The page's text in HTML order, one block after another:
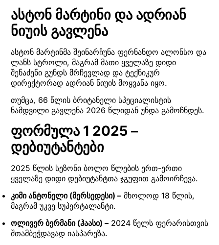
ასტონ მარტინი და ადრიან
ნიუის გავლენა
ასტონ მარტინმა შეინარჩუნა ფერნანდო ალონსო და
ლანს სტროლი, მაგრამ მათი ყველაზე დიდი
შენაძენი გუნდს მრჩევლად და ტექნიკურ
დირექტორად ადრიან ნიუის მოყვანა იყო.
თუმცა, 66 წლის ბრიტანელი სპეციალისტის
ნამდვილი გავლენა 2026 წლიდან უნდა გამოჩნდეს.
ფორმულა 1 2025 –
დებიუტანტები
2025 წლის სეზონი ბოლო წლების ერთ-ერთი
ყველაზე დიდი დებიუტანტთა ჯგუფით გამოირჩევა.
კიმი ანტონელი (მერსედესი) – მხოლოდ 18 წლის,
მაგრამ უკვე სუპერტალანტი.
ოლივერ ბერმანი (ჰაასი) – 2024 წელს ფერარისთვის
შთამბეჭდავად იასპარეზა.